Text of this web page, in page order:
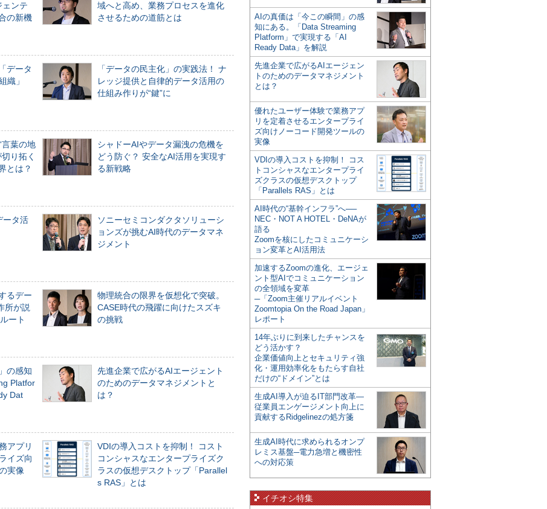
ンテ
の新機
域へと高め、業務プロセスを進化
させるための道筋とは
データ
織」
「データの民主化」の実践法！ ナ
レッジ提供と自律的データ活用の
仕組み作りが“鍵”に
言葉の地
り拓く
とは？
シャドーAIやデータ漏洩の危機を
どう防ぐ？ 安全なAI活用を実現す
る新戦略
ータ活
ソニーセミコンダクタソリューシ
ョンズが挑むAI時代のデータマネ
ジメント
るデー
所が説
ート
物理統合の限界を仮想化で突破。
CASE時代の飛躍に向けたスズキ
の挑戦
の感知
Platfor
Dat
先進企業で広がるAIエージェント
のためのデータマネジメントと
は？
アプリ
イズ向
実像
VDIの導入コストを抑制！ コスト
コンシャスなエンタープライズク
ラスの仮想デスクトップ「Parallel
s RAS」とは
AIの真価は「今この瞬間」の感
知にある。「Data Streaming
Platform」で実現する「AI
Ready Data」を解説
先進企業で広がるAIエージェン
トのためのデータマネジメント
とは？
優れたユーザー体験で業務アプ
リを定着させるエンタープライ
ズ向けノーコード開発ツールの
実像
VDIの導入コストを抑制！ コス
トコンシャスなエンタープライ
ズクラスの仮想デスクトップ
「Parallels RAS」とは
AI時代の“基幹インフラ”へ──
NEC・NOT A HOTEL・DeNAが
語る
Zoomを核にしたコミュニケーシ
ョン変革とAI活用法
加速するZoomの進化、エージェ
ント型AIでコミュニケーション
の全領域を変革
─「Zoom主催リアルイベント
Zoomtopia On the Road Japan」
レポート
14年ぶりに到来したチャンスを
どう活かす？
企業価値向上とセキュリティ強
化・運用効率化をもたらす自社
だけの“ドメイン”とは
生成AI導入が迫るIT部門改革―
従業員エンゲージメント向上に
貢献するRidgelinezの処方箋
生成AI時代に求められるオンプ
レミス基盤─電力急増と機密性
への対応策
イチオシ特集